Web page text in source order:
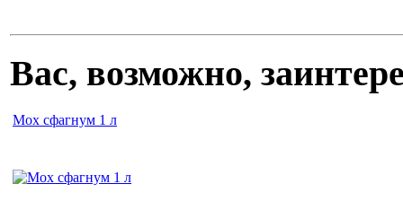
Вас, возможно,
Мох сфагнум 1 л